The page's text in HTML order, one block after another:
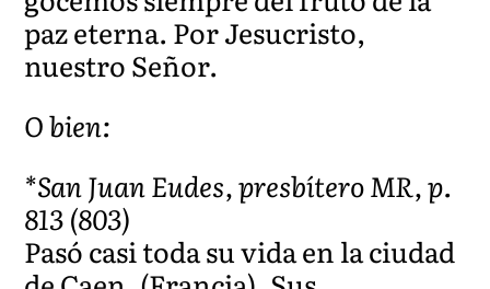
paz eterna. Por Jesucristo,
nuestro Señor.
O bien:
*San Juan Eudes, presbítero MR, p.
813 (803)
Pasó casi toda su vida en la ciudad